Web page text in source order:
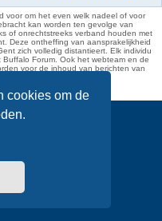
cookies om de
voor om het even welk nadeel of voor
kan worden ten gevolge van
of onrechtstreeks verband houden met
Deze ontheffing van aansprakelijkheid
zich volledig distantieert. Elk individu
Forum. Ook het webteam en de
voor de inhoud van berichten van